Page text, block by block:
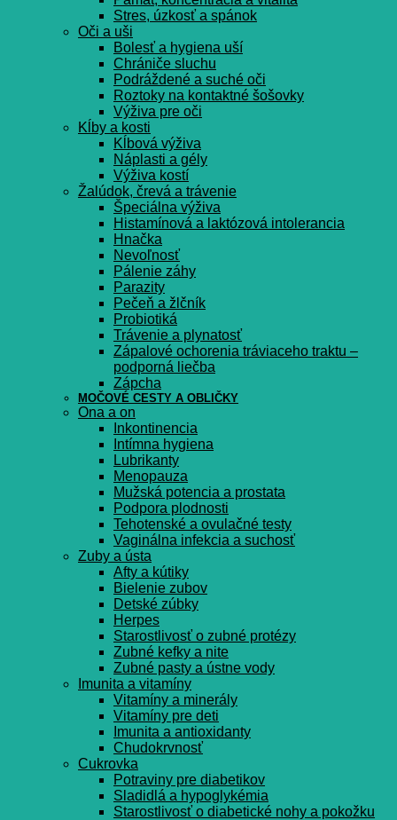
Stres, úzkosť a spánok
Oči a uši
Bolesť a hygiena uší
Chrániče sluchu
Podráždené a suché oči
Roztoky na kontaktné šošovky
Výživa pre oči
Kĺby a kosti
Kĺbová výživa
Náplasti a gély
Výživa kostí
Žalúdok, črevá a trávenie
Špeciálna výživa
Histamínová a laktózová intolerancia
Hnačka
Nevoľnosť
Pálenie záhy
Parazity
Pečeň a žlčník
Probiotiká
Trávenie a plynatosť
Zápalové ochorenia tráviaceho traktu –
podporná liečba
Zápcha
MOČOVÉ CESTY A OBLIČKY
Ona a on
Inkontinencia
Intímna hygiena
Lubrikanty
Menopauza
Mužská potencia a prostata
Podpora plodnosti
Tehotenské a ovulačné testy
Vaginálna infekcia a suchosť
Zuby a ústa
Afty a kútiky
Bielenie zubov
Detské zúbky
Herpes
Starostlivosť o zubné protézy
Zubné kefky a nite
Zubné pasty a ústne vody
Imunita a vitamíny
Vitamíny a minerály
Vitamíny pre deti
Imunita a antioxidanty
Chudokrvnosť
Cukrovka
Potraviny pre diabetikov
Sladidlá a hypoglykémia
Starostlivosť o diabetické nohy a pokožku